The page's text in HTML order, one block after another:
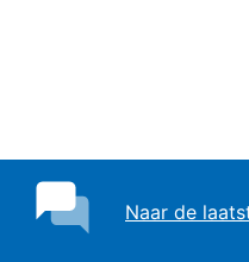
Naar de